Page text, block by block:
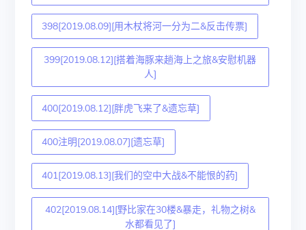
398[2019.08.09][用木杖将河一分为二&反击传票]
399[2019.08.12][搭着海豚来趟海上之旅&安慰机器
人]
400[2019.08.12][胖虎飞来了&遗忘草]
400注明[2019.08.07][遗忘草]
401[2019.08.13][我们的空中大战&不能恨的药]
402[2019.08.14][野比家在30楼&暴走，礼物之树&
水都看见了]